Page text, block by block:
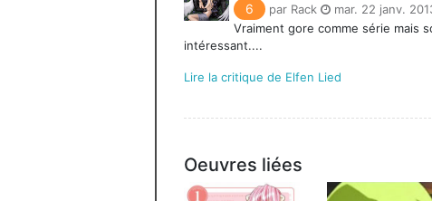
6 par Rack mar. 22 janv.
Vraiment gore comme série mais
intéressant....
Lire la critique de Elfen Lied
Oeuvres liées